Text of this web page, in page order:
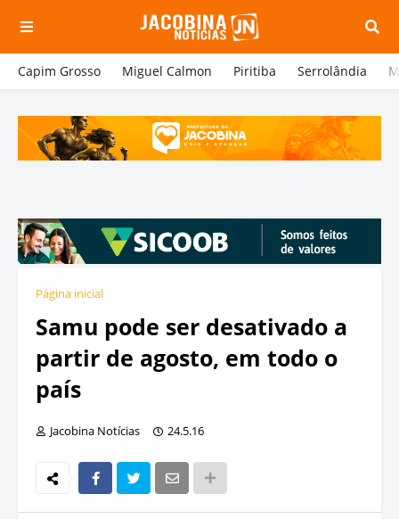
Capim Grosso Miguel Calmon Piritiba Serrolândia
Página inicial
Samu pode ser desativado a
partir de agosto, em todo o
país
Jacobina Notícias 24.5.16